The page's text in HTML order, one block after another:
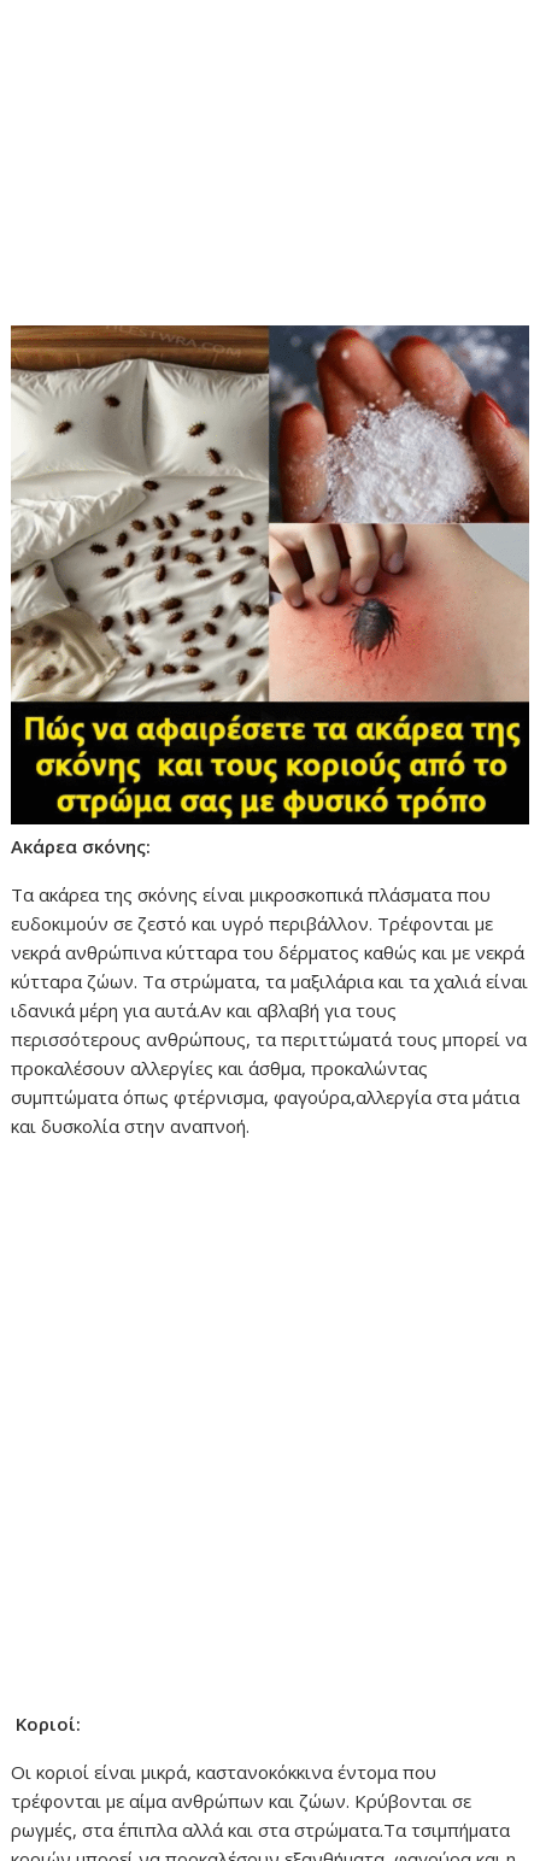
Ακάρεα σκόνης:
Τα ακάρεα της σκόνης είναι μικροσκοπικά πλάσματα που
ευδοκιμούν σε ζεστό και υγρό περιβάλλον. Τρέφονται με
νεκρά ανθρώπινα κύτταρα του δέρματος καθώς και με νεκρά
κύτταρα ζώων. Τα στρώματα, τα μαξιλάρια και τα χαλιά είναι
ιδανικά μέρη για αυτά.Αν και αβλαβή για τους
περισσότερους ανθρώπους, τα περιττώματά τους μπορεί να
προκαλέσουν αλλεργίες και άσθμα, προκαλώντας
συμπτώματα όπως φτέρνισμα, φαγούρα,αλλεργία στα μάτια
και δυσκολία στην αναπνοή.
Κοριοί:
Οι κοριοί είναι μικρά, καστανοκόκκινα έντομα που
τρέφονται με αίμα ανθρώπων και ζώων. Κρύβονται σε
ρωγμές, στα έπιπλα αλλά και στα στρώματα.Τα τσιμπήματα